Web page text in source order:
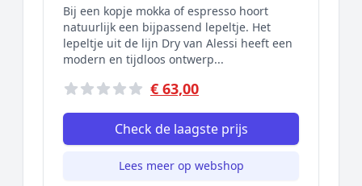
Bij een kopje mokka of espresso hoort
natuurlijk een bijpassend lepeltje. Het
lepeltje uit de lijn Dry van Alessi heeft een
modern en tijdloos ontwerp...
€ 63,00
Check de laagste prijs
Lees meer op webshop